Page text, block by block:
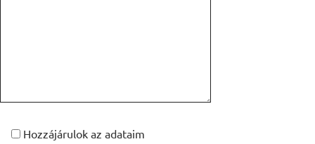
Hozzájárulok az adataim